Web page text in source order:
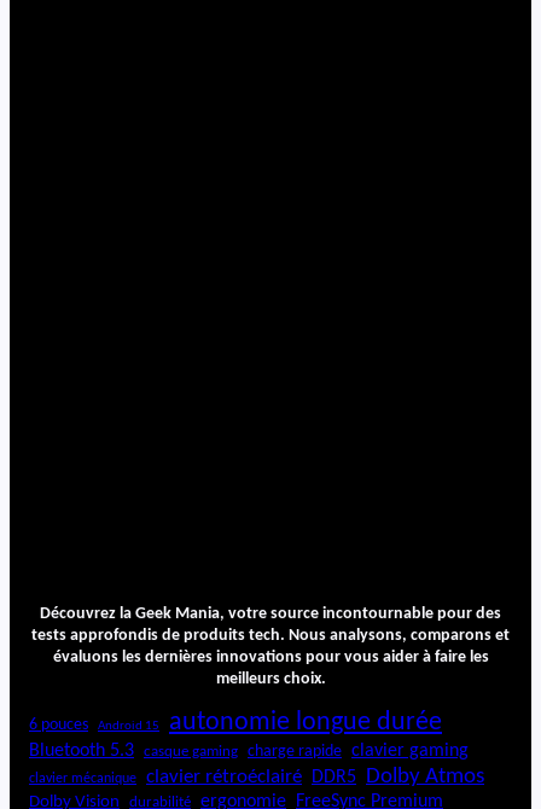
Découvrez la Geek Mania, votre source incontournable pour des
tests approfondis de produits tech. Nous analysons, comparons et
évaluons les dernières innovations pour vous aider à faire les
meilleurs choix.
6 pouces Android 15 autonomie longue durée
Bluetooth 5.3 casque gaming charge rapide clavier gaming
clavier mécanique clavier rétroéclairé DDR5 Dolby Atmos
Dolby Vision durabilité ergonomie FreeSync Premium